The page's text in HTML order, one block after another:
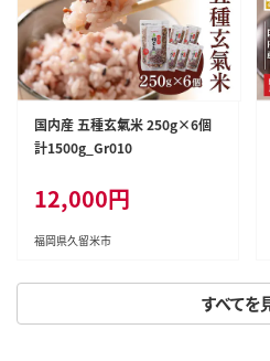
すべてを
国内産 五種玄氣米 250g×6個
計1500g_Gr010
12,000円
福岡県久留米市